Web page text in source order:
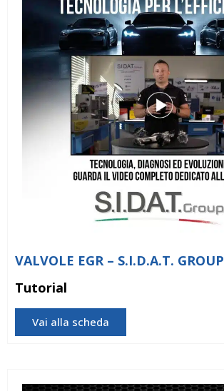
VALVOLE EGR – S.I.D.A.T. GROUP
Tutorial
Vai alla scheda